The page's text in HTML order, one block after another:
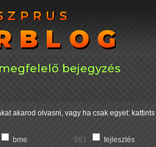
bejegyzés
akarod olvasni, vagy ha csak egyet: kattints
bme 691
fejlesztés